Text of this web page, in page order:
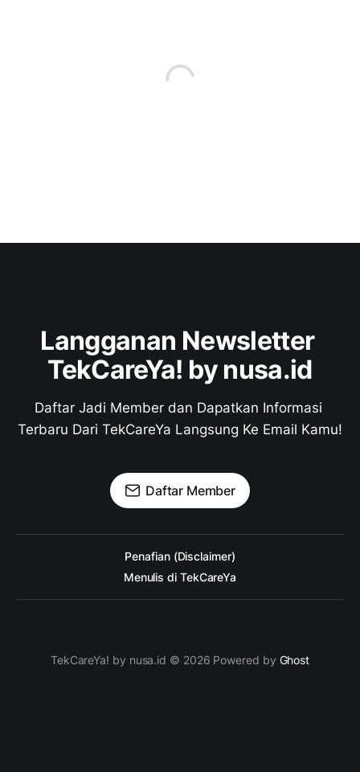
Langganan Newsletter
TekCareYa! by nusa.id
Daftar Jadi Member dan Dapatkan Informasi
Terbaru Dari TekCareYa Langsung Ke Email Kamu!
Daftar Member
Penafian (Disclaimer)
Menulis di TekCareYa
TekCareYa! by nusa.id © 2026 Powered by Ghost